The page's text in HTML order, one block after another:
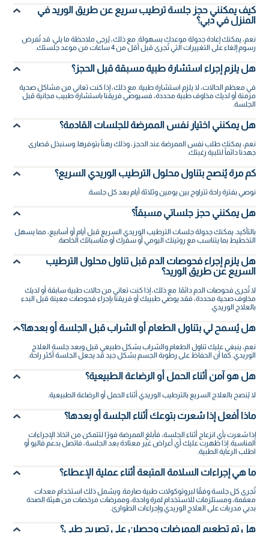
كيف يمكنني حجز جلسة ترطيب سريع عن طريق الوريد في
المنزل في دبي؟
نعم، يمكنك إعادة جدولة موعدك بسهولة. مع ذلك، يُرجى ملاحظة ما يلي: قد تُفرض
رسوم إلغاء على التغييرات التي تُجرى قبل أقل من 4 ساعات من موعد جلستك.
هل يلزم إجراء استشارة طبية مسبقة قبل الحجز؟
في معظم الحالات، لا يلزم استشارة طبية. مع ذلك، إذا كنت تعاني من مشاكل صحية
مزمنة أو لديك مخاوف طبية محددة، فسيوصي فريقنا باستشارة طبيب مجانية قبل
الجلسة.
هل يمكنني اختيار نفس الممرضة للجلسات القادمة؟
نعم، يمكنك طلب نفس الممرضة عند الحجز، وذلك رهناً بتوفرها. وسنبذل قصارى
جهدنا دائماً لتلبية رغبتك.
كم مرة يُنصح بتناول محلول الترطيب الوريدي السريع؟
نوصي بفترة راحة تتراوح بين يومين وثلاثة أيام بعد كل جلسة.
هل يمكنني حجز جلساتي مسبقاً؟
بالتأكيد. يمكنك جدولة جلسات الترطيب الوريدي السريع قبل أيام أو أسابيع، مما يسهل
التخطيط بما يتناسب مع روتينك اليومي أو سفرك أو مناسباتك الخاصة.
هل يلزم إجراء فحوصات الدم قبل تناول محلول الترطيب
السريع عن طريق الوريد؟
لا تُجرى فحوصات الدم دائمًا. مع ذلك، إذا كنت تعاني من حالات طبية سابقة أو لديك
مخاوف صحية محددة، فقد يوصي طبيبك أو فريقنا بإجراء فحوصات معينة قبل البدء
بالعلاج الوريدي.
هل يُسمح لي بتناول الطعام أو الشراب قبل الجلسة أو بعدها؟
نعم، ينبغي عليك تناول الطعام والشراب بشكل طبيعي قبل وبعد جلسة العلاج
الوريدي. كما أن الحفاظ على رطوبة الجسم بشكل جيد قد يجعل الجلسة أكثر راحة.
هل هو آمن أثناء الحمل أو الرضاعة الطبيعية؟
لا يُنصح بالعلاج السريع بالترطيب الوريدي أثناء الحمل أو الرضاعة الطبيعية.
ماذا أفعل إذا شعرت بتوعك أثناء الجلسة أو بعدها؟
إذا شعرت بأي انزعاج أثناء الجلسة، فأبلغ الممرضة فورًا لتتمكن من اتخاذ الإجراءات
المناسبة. إذا ظهرت عليك أي أعراض غير معتادة بعد الجلسة، فاتصل بدعم فاليو أو
اطلب الرعاية الطبية.
ما هي إجراءات السلامة المتبعة أثناء عملية الإعطاء؟
تُجرى كل جلسة وفقًا لبروتوكولات طبية صارمة. ويشمل ذلك استخدام معدات
معقمة، ومستلزمات للاستخدام لمرة واحدة، وممرضات مرخصات من هيئة الصحة
بدبي مدربات على العلاج الوريدي وإجراءات الطوارئ.
هل تم تطعيم الممرضات وحصلن على تصريح طبي؟